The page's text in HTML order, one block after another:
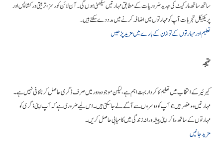
ساتھ ساتھ مارکیٹ کی جدید ضروریات کے مطابق مہارتیں سیکھنی ہوں گی۔ آن لائن کورسز، تربیتی ورکشاپس اور
پریکٹیکل تجربات آپ کو مہارتوں میں اضافہ کرنے میں مدد دے سکتے ہیں۔
تعلیم اور مہارتوں کے توازن کے بارے میں مزید پڑھیں
نتیجہ
کیرئیر کے انتخاب میں تعلیم کا کردار بہت اہم ہے، لیکن موجودہ دور میں صرف ڈگری حاصل کرنا کافی نہیں ہے۔
مہارتیں وہ عنصر ہیں جو آپ کو دوسروں سے آگے لے جا سکتی ہیں۔ اس لیے ضروری ہے کہ آپ اپنی ڈگری کو
مہارتوں کے ساتھ ملا کر اپنی پیشہ ورانہ زندگی میں کامیابی حاصل کریں۔
مزید جانیں